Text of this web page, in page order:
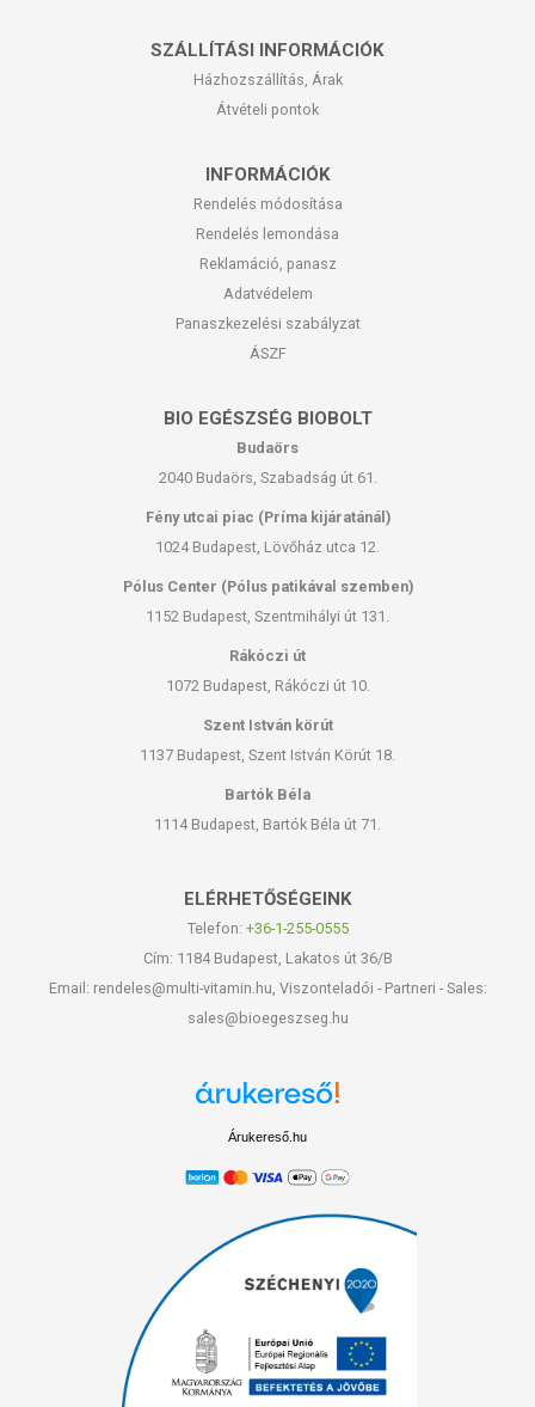
SZÁLLÍTÁSI INFORMÁCIÓK
Házhozszállítás, Árak
Átvételi pontok
INFORMÁCIÓK
Rendelés módosítása
Rendelés lemondása
Reklamáció, panasz
Adatvédelem
Panaszkezelési szabályzat
ÁSZF
BIO EGÉSZSÉG BIOBOLT
Budaörs
2040 Budaörs, Szabadság út 61.
Fény utcai piac (Príma kijáratánál)
1024 Budapest, Lövőház utca 12.
Pólus Center (Pólus patikával szemben)
1152 Budapest, Szentmihályi út 131.
Rákóczi út
1072 Budapest, Rákóczi út 10.
Szent István körút
1137 Budapest, Szent István Körút 18.
Bartók Béla
1114 Budapest, Bartók Béla út 71.
ELÉRHETŐSÉGEINK
Telefon: +36-1-255-0555
Cím: 1184 Budapest, Lakatos út 36/B
Email: rendeles@multi-vitamin.hu, Viszonteladói - Partneri - Sales:
sales@bioegeszseg.hu
Árukereső.hu